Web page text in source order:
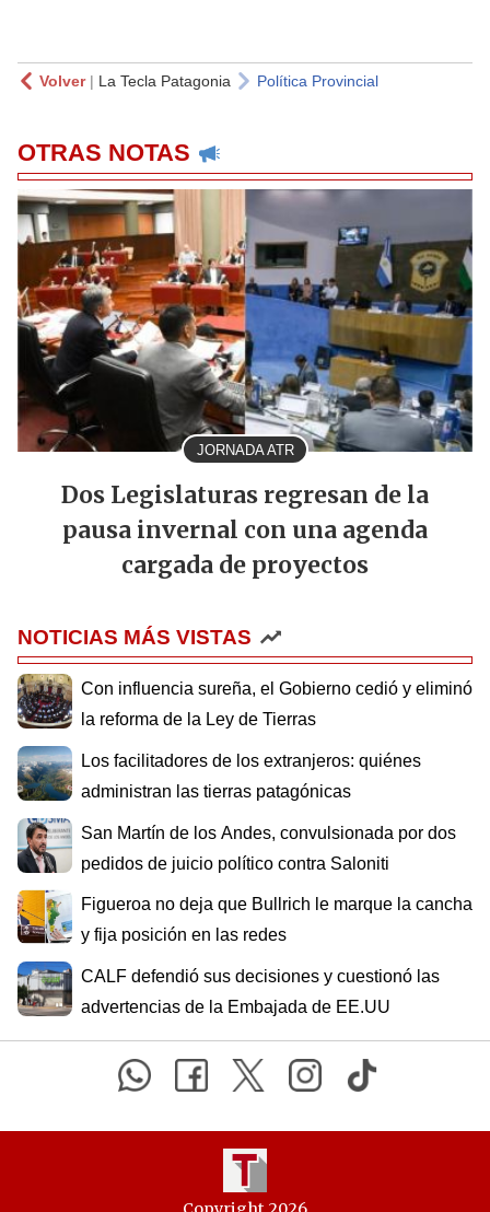
Volver| La Tecla Patagonia Política Provincial
OTRAS NOTAS
JORNADA ATR
Dos Legislaturas regresan de la
pausa invernal con una agenda
cargada de proyectos
NOTICIAS MÁS VISTAS
Con influencia sureña, el Gobierno cedió y eliminó
la reforma de la Ley de Tierras
Los facilitadores de los extranjeros: quiénes
administran las tierras patagónicas
San Martín de los Andes, convulsionada por dos
pedidos de juicio político contra Saloniti
Figueroa no deja que Bullrich le marque la cancha
y fija posición en las redes
CALF defendió sus decisiones y cuestionó las
advertencias de la Embajada de EE.UU